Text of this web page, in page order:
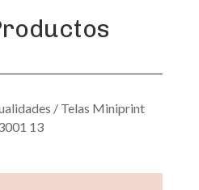
/ Telas Miniprint
13